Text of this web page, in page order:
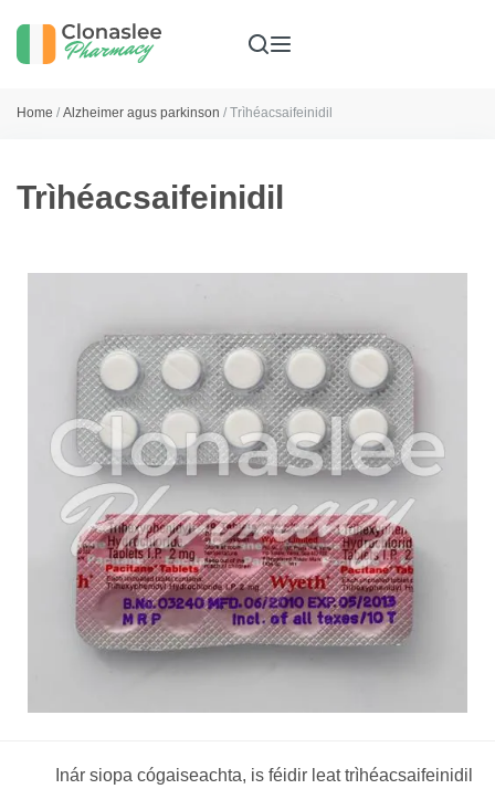
Home / Alzheimer agus parkinson / Trìhéacsaifeinidil
Trìhéacsaifeinidil
Inár siopa cógaiseachta, is féidir leat trìhéacsaifeinidil